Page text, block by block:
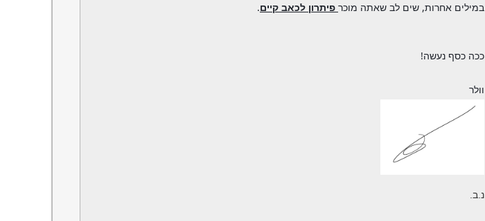
במילים אחרות, שים לב שאתה מוכר פיתרון לכאב קיים.
ככה כסף נעשה!
וולר
נ.ב.